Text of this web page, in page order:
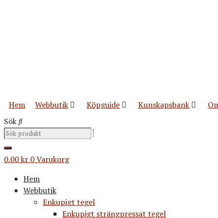
Hem Webbutik Köpguide Kunskapsbank
Sök
0.00kr 0Varukorg
Hem
Webbutik
Enkupigt tegel
Enkupigt strängpressat tegel